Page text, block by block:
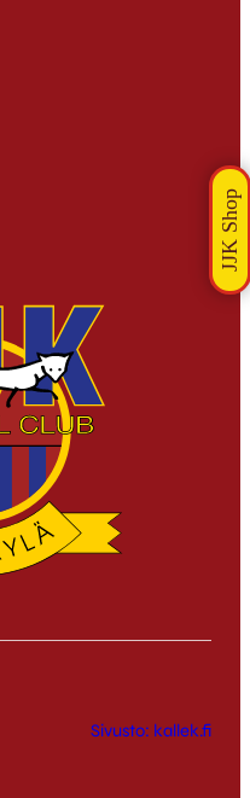
Sivusto: kallek.fi